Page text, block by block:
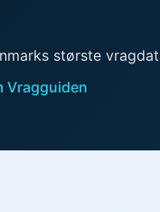
største
Vragguiden